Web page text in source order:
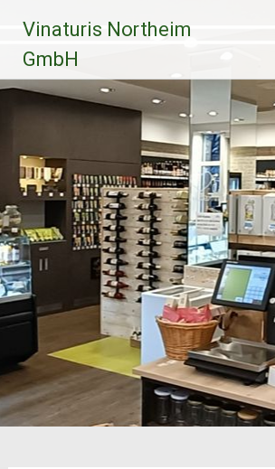
Inhalt
springen
Vinaturis Northeim
GmbH